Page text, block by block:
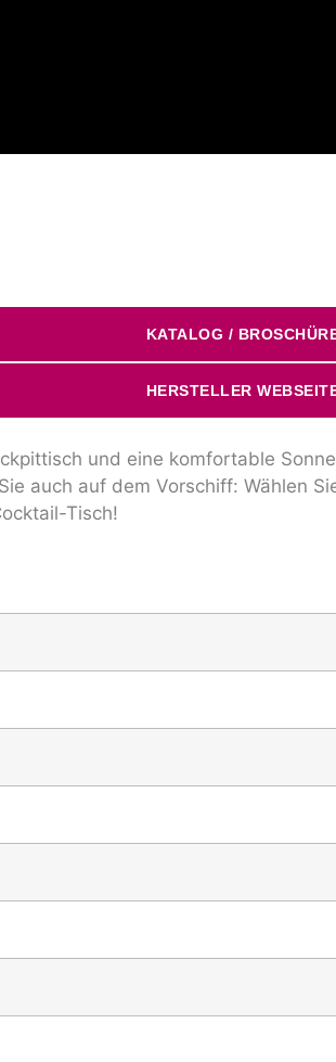
KATALOG /
HERSTELLER
und eine komfortable
auch auf dem Vorschiff: Wählen
Tisch!